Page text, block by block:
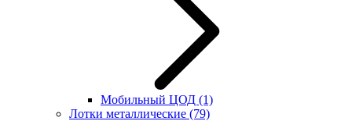
Мобильный ЦОД (1)
Лотки металлические (79)